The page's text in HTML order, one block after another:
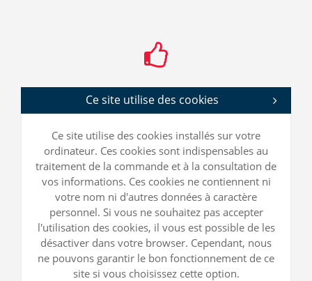
Ce site utilise des cookies
Ce site utilise des cookies installés sur votre
ordinateur. Ces cookies sont indispensables au
traitement de la commande et à la consultation de
vos informations. Ces cookies ne contiennent ni
votre nom ni d'autres données à caractère
personnel. Si vous ne souhaitez pas accepter
l'utilisation des cookies, il vous est possible de les
désactiver dans votre browser. Cependant, nous
ne pouvons garantir le bon fonctionnement de ce
site si vous choisissez cette option.